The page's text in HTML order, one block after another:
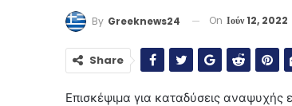
By Greeknews24 On Ιούν 12, 2022
Share
Επισκέψιμα για καταδύσεις αναψυχής